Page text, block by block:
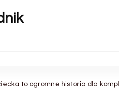
to ogromne historia dla